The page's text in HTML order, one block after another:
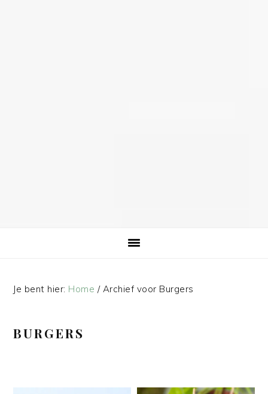
Je bent hier: Home /Archief voor Burgers
BURGERS